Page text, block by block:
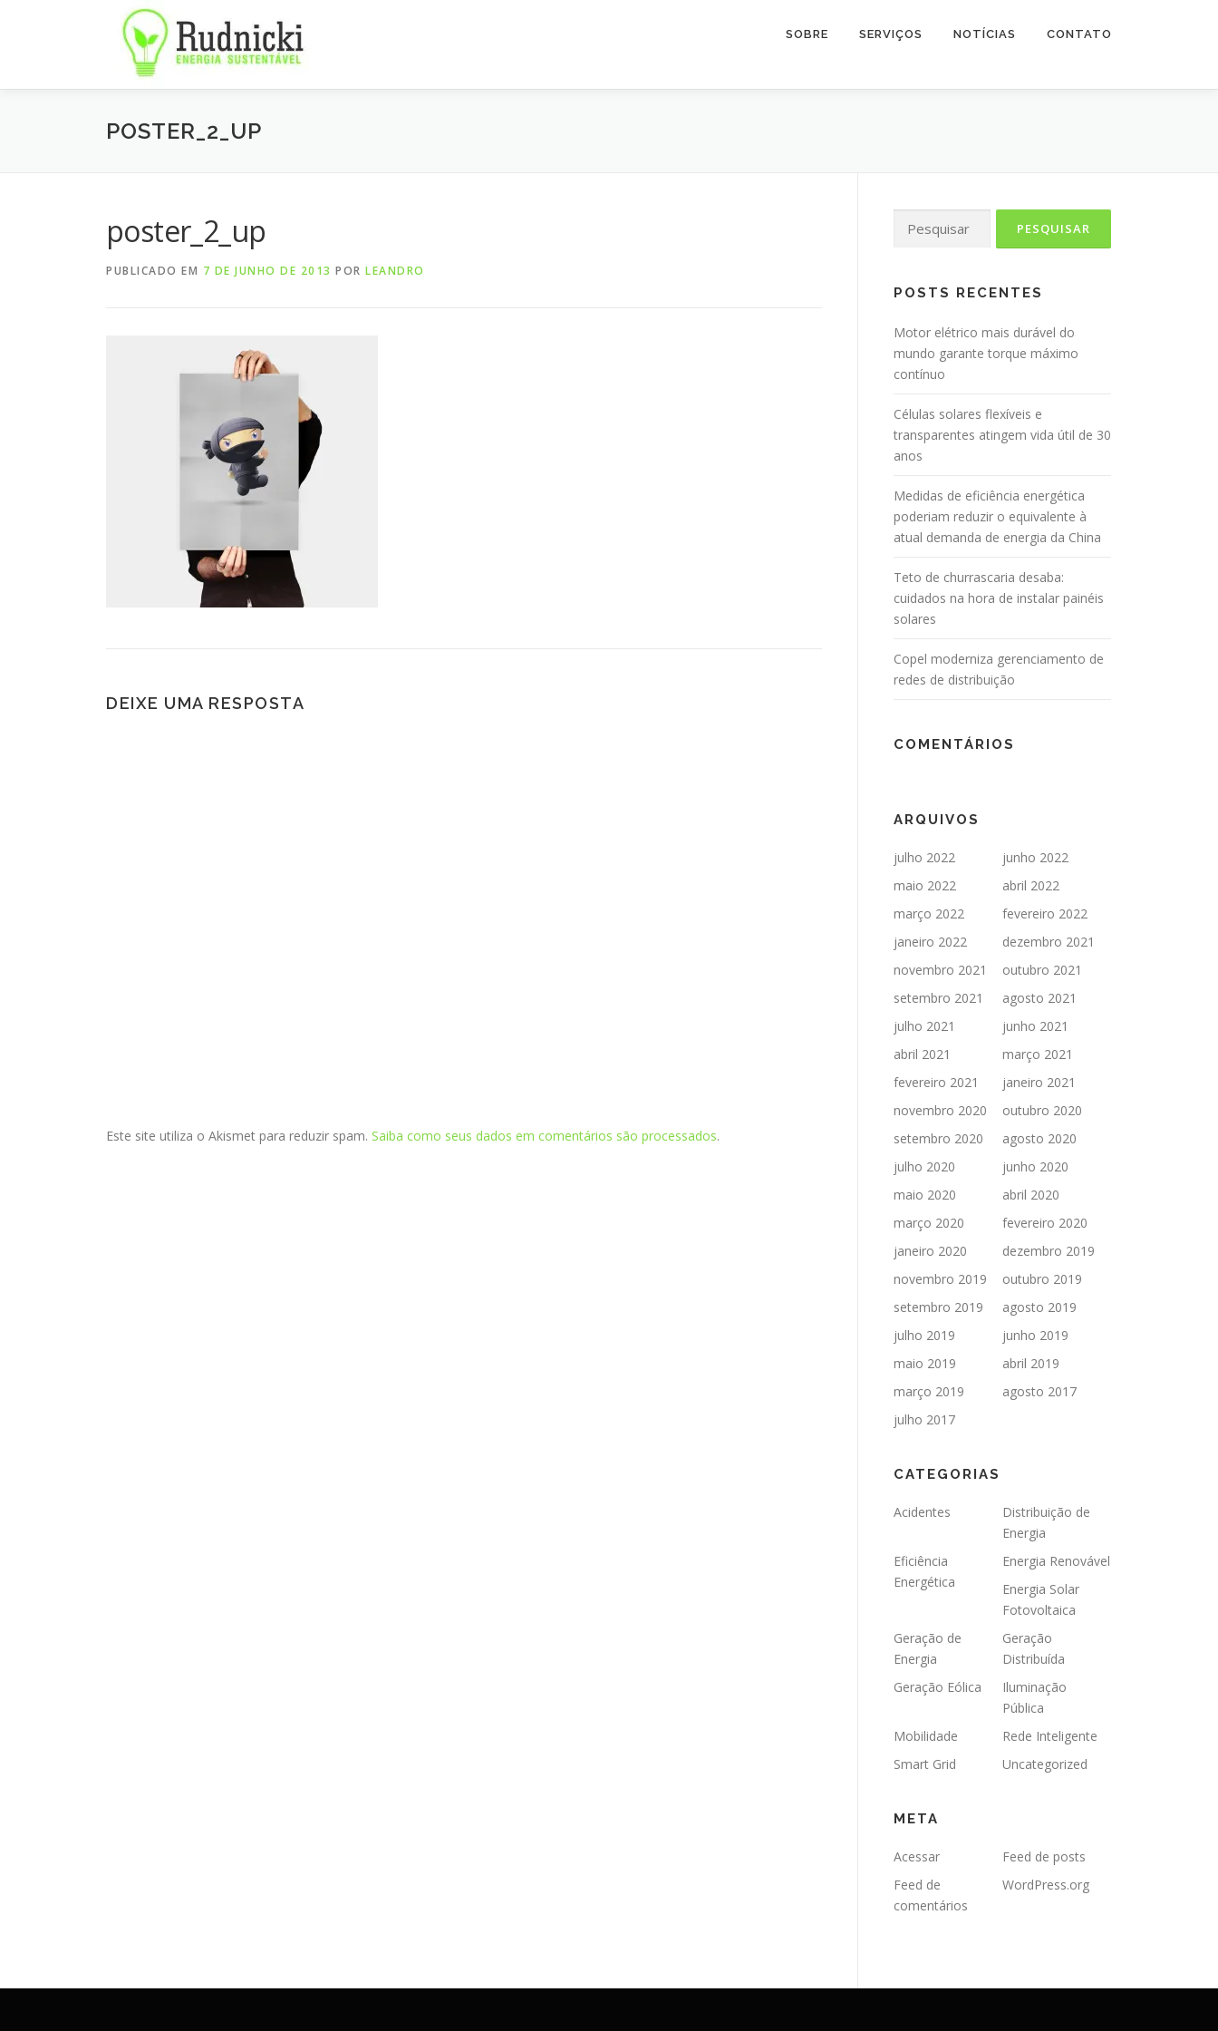
SOBRE SERVIÇOS NOTÍCIAS CONTATO
POSTER_2_UP
poster_2_up
PUBLICADO EM 7 DE JUNHO DE 2013 POR LEANDRO
DEIXE UMA RESPOSTA
Este site utiliza o Akismet para reduzir spam. Saiba como seus dados em comentários são processados.
por:
POSTS RECENTES
Motor elétrico mais durável do
mundo garante torque máximo
contínuo
Células solares flexíveis e
transparentes atingem vida útil de 30
anos
Medidas de eficiência energética
poderiam reduzir o equivalente à
atual demanda de energia da China
Teto de churrascaria desaba:
cuidados na hora de instalar painéis
solares
Copel moderniza gerenciamento de
redes de distribuição
COMENTÁRIOS
ARQUIVOS
julho 2022
junho 2022
maio 2022
abril 2022
março 2022
fevereiro 2022
janeiro 2022
dezembro 2021
novembro 2021
outubro 2021
setembro 2021
agosto 2021
julho 2021
junho 2021
abril 2021
março 2021
fevereiro 2021
janeiro 2021
novembro 2020
outubro 2020
setembro 2020
agosto 2020
julho 2020
junho 2020
maio 2020
abril 2020
março 2020
fevereiro 2020
janeiro 2020
dezembro 2019
novembro 2019
outubro 2019
setembro 2019
agosto 2019
julho 2019
junho 2019
maio 2019
abril 2019
março 2019
agosto 2017
julho 2017
CATEGORIAS
Acidentes
Distribuição de
Energia
Eficiência
Energética
Energia Renovável
Energia Solar
Fotovoltaica
Geração de
Energia
Geração
Distribuída
Geração Eólica
Iluminação
Pública
Mobilidade
Rede Inteligente
Smart Grid
Uncategorized
META
Acessar
Feed de posts
Feed de
comentários
WordPress.org